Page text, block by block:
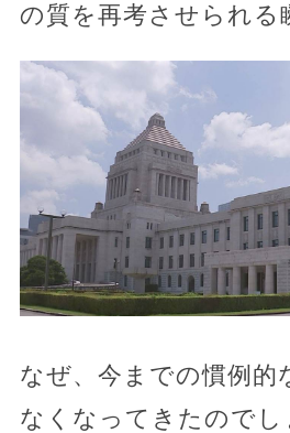
の質を再考させられる
なぜ、今までの慣例的
なくなってきたのでし